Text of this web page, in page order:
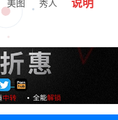
美图 秀人 说明